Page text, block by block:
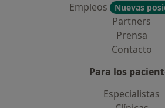
Empleos
Nuevas
Partners
Prensa
Contacto
Para los
Especialistas